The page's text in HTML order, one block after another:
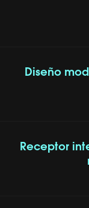
Diseño
Receptor